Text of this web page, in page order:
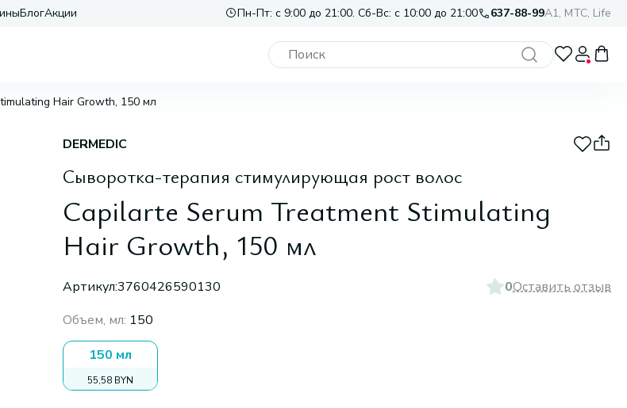
БлогАкции Пн-Пт: с 9:00 до 21:00. Сб-Вс: с 10:00 до 21:00 637-88-99A1, МТС, Life
Hair Growth, 150 мл
DERMEDIC
Сыворотка-терапия стимулирующая рост волос
Capilarte Serum Treatment Stimulating
Hair Growth, 150 мл
Артикул:3760426590130 0Оставить отзыв
Объем, мл: 150
150 мл
55,58 BYN